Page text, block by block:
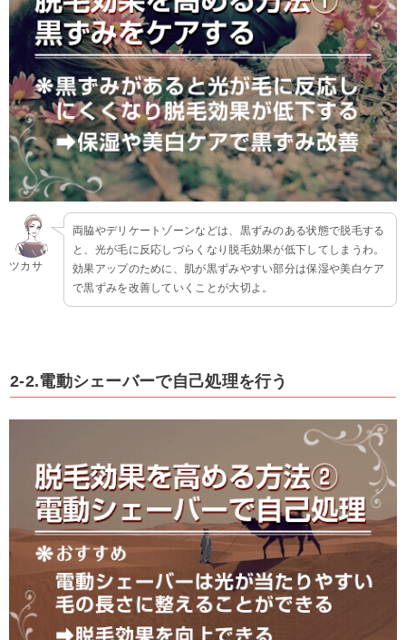
ツカサ
両脇やデリケートゾーンなどは、黒ずみのある状態で脱毛する
と、光が毛に反応しづらくなり脱毛効果が低下してしまうわ。
効果アップのために、肌が黒ずみやすい部分は保湿や美白ケア
で黒ずみを改善していくことが大切よ。
2-2.電動シェーバーで自己処理を行う